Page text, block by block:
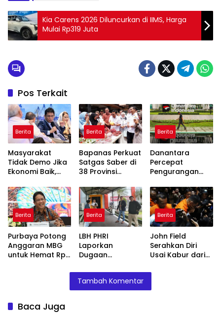
Kia Carens 2026 Diluncurkan di IIMS, Harga
Mulai Rp319 Juta
Pos Terkait
Berita
Masyarakat
Tidak Demo Jika
Ekonomi Baik,
Terjadi Sekarang!
Berita
Bapanas Perkuat
Satgas Saber di
38 Provinsi
Berita
Danantara
Percepat
Pengurangan
Belasan Anak
Usaha TLKM dan
SMGR
Berita
Purbaya Potong
Anggaran MBG
untuk Hemat Rp
Berita
LBH PHRI
Laporkan
Dugaan
Doris Sylvanus
Janjikan
Investigasi
Berita
John Field
Serahkan Diri
Usai Kabur dari
Cukai
Tambah Komentar
Baca Juga